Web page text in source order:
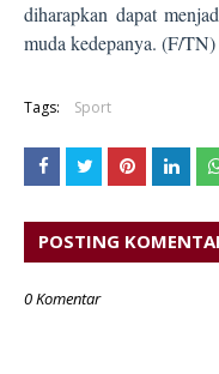
diharapkan dapat
muda kedepanya. (F/TN)
Tags: Sport
POSTING
0 Komentar